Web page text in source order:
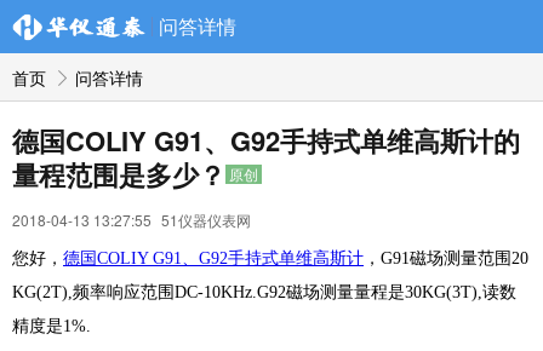
问答详情
首页 问答详情
德国COLIY G91、G92手持式单维高斯计的
量程范围是多少？ 原创
2018-04-13 13:27:55 51仪器仪表网
您好， 德国COLIY G91、G92手持式单维高斯计 ，G91磁场测量范围20
KG(2T),频率响应范围DC-10KHz.G92磁场测量量程是30KG(3T),读数
精度是1%.